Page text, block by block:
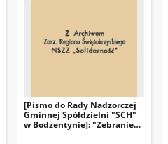
[Pismo do Rady Nadzorczej
Gminnej Spółdzielni "SCH"
w Bodzentynie]: "Zebranie